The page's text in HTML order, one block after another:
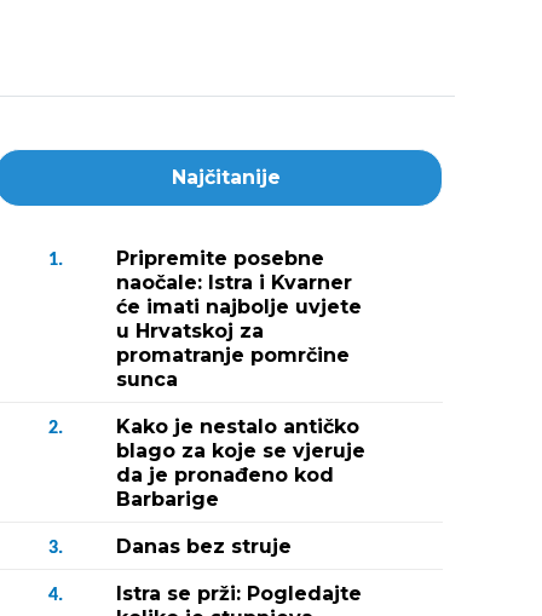
Najčitanije
1.
Pripremite posebne
naočale: Istra i Kvarner
će imati najbolje uvjete
u Hrvatskoj za
promatranje pomrčine
sunca
2.
Kako je nestalo antičko
blago za koje se vjeruje
da je pronađeno kod
Barbarige
3. Danas bez struje
4.
Istra se prži: Pogledajte